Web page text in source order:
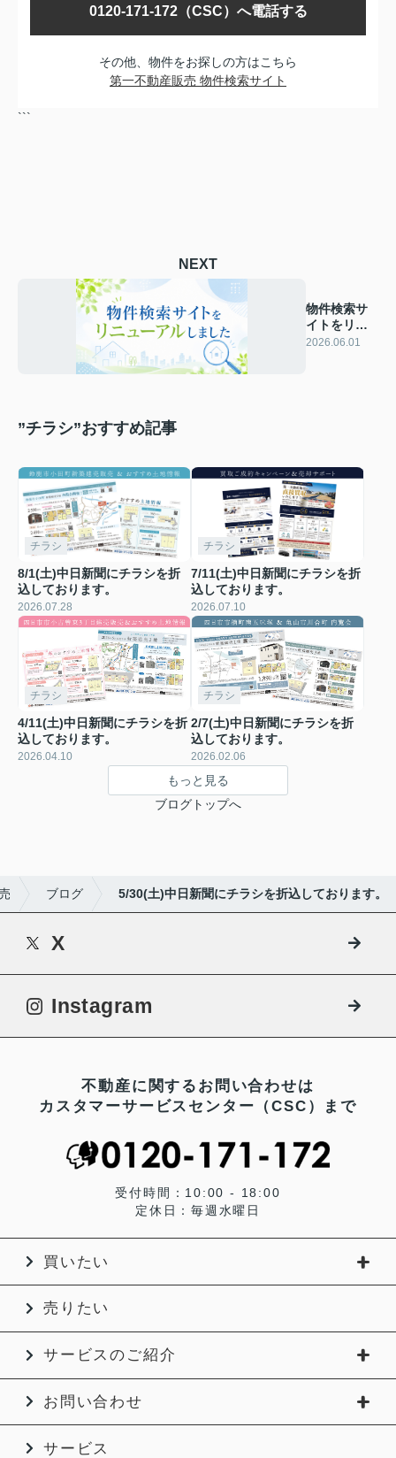
0120-171-172（CSC）へ電話する
その他、物件をお探しの方はこちら
第一不動産販売 物件検索サイト
```
NEXT
物件検索サ
イトをリニ
ューアルし
2026.06.01
”チラシ”おすすめ記事
チラシ
8/1(土)中日新聞にチラシを折
込しております。
2026.07.28
チラシ
7/11(土)中日新聞にチラシを折
込しております。
2026.07.10
チラシ
4/11(土)中日新聞にチラシを折
込しております。
2026.04.10
チラシ
2/7(土)中日新聞にチラシを折
込しております。
2026.02.06
もっと見る
ブログトップへ
ブログ 5/30(土)中日新聞にチラシを折込しております。
X
Instagram
不動産に関するお問い合わせは
カスタマーサービスセンター（CSC）まで
受付時間：10:00 - 18:00
定休日：毎週水曜日
買いたい
売りたい
サービスのご紹介
お問い合わせ
サービス